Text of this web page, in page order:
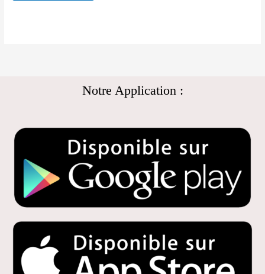
Notre Application :